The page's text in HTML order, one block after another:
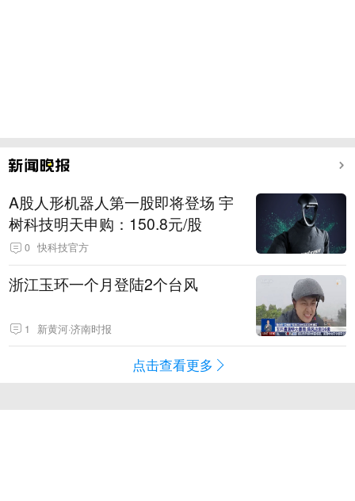
A股人形机器人第一股即将登场 宇
树科技明天申购：150.8元/股
0 快科技官方
浙江玉环一个月登陆2个台风
1 新黄河·济南时报
点击查看更多